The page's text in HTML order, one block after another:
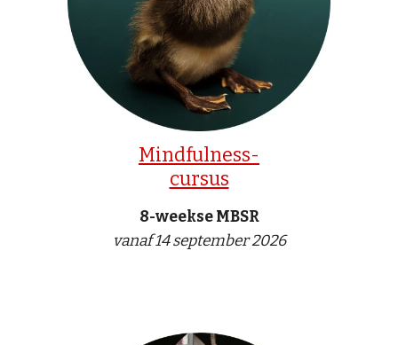
Mindfulness-
cursus
8-weekse MBSR
vanaf 14 september 2026